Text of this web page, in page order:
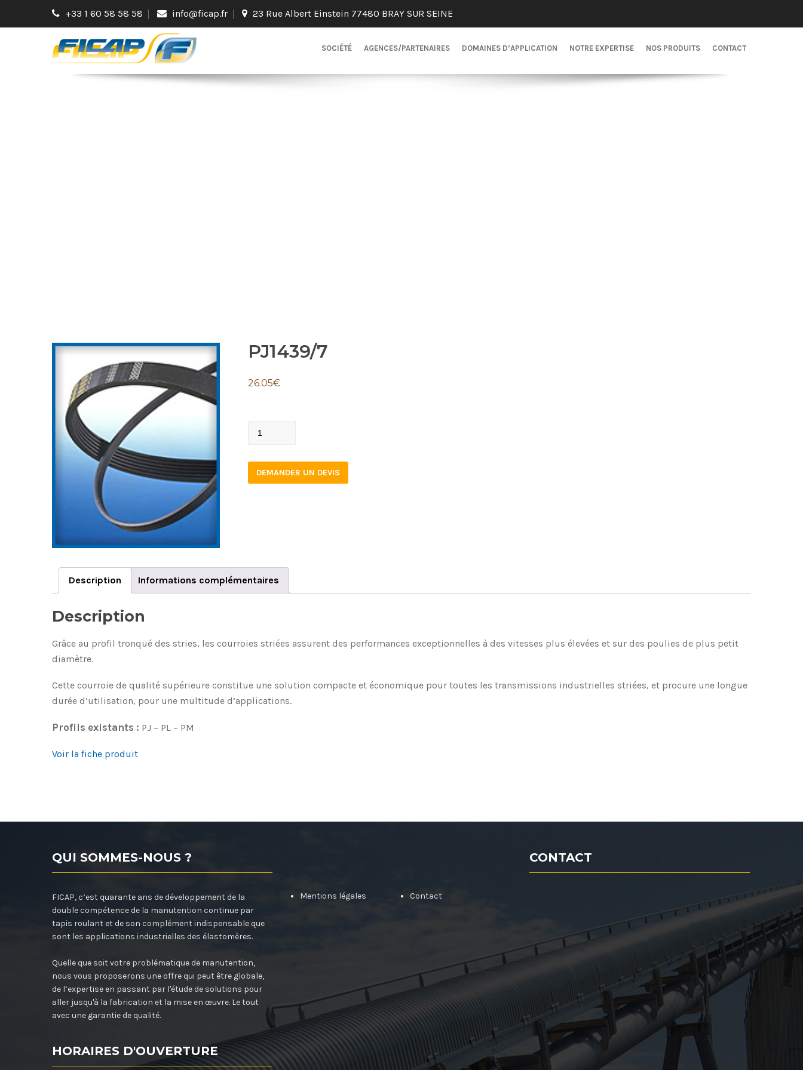
+33 1 60 58 58 58 info@ficap.fr 23 Rue Albert Einstein 77480 BRAY SUR SEINE
SOCIÉTÉ AGENCES/PARTENAIRES DOMAINES D’APPLICATION NOTRE EXPERTISE NOS PRODUITS CONTACT
PJ1439/7
26.05€
PJ1439/7
DEMANDER UN DEVIS
Description Informations complémentaires
Description
Grâce au profil tronqué des stries, les courroies striées assurent des performances exceptionnelles à des vitesses plus élevées et sur des poulies de plus petit
diamètre.
Cette courroie de qualité supérieure constitue une solution compacte et économique pour toutes les transmissions industrielles striées, et procure une longue
durée d’utilisation, pour une multitude d’applications.
Profils existants : PJ – PL – PM
Voir la fiche produit
QUI SOMMES-NOUS ?
FICAP, c’est quarante ans de développement de la
double compétence de la manutention continue par
tapis roulant et de son complément indispensable que
sont les applications industrielles des élastomères.
Quelle que soit votre problématique de manutention,
nous vous proposerons une offre qui peut être globale,
de l’expertise en passant par l'étude de solutions pour
aller jusqu'à la fabrication et la mise en œuvre. Le tout
avec une garantie de qualité.
HORAIRES D'OUVERTURE
Mentions légales Contact
CONTACT